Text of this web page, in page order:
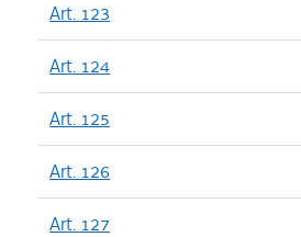
Art. 123
Art. 124
Art. 125
Art. 126
Art. 127